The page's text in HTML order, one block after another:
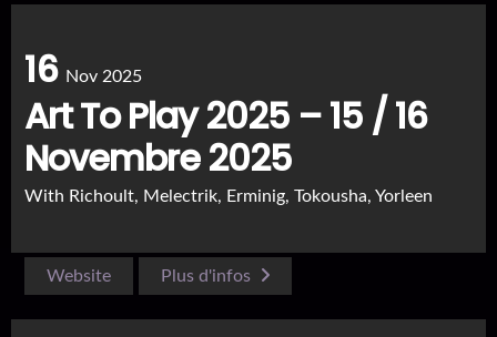
16 Nov 2025
Art To Play 2025 – 15 / 16
Novembre 2025
With Richoult, Melectrik, Erminig, Tokousha, Yorleen
Website Plus d'infos